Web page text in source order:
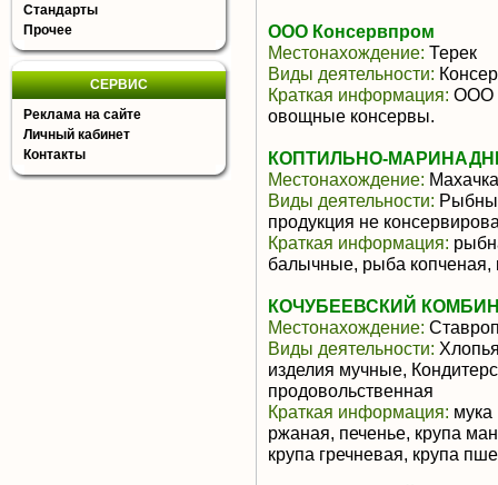
Стандарты
Прочее
СЕРВИС
Реклама на сайте
Личный кабинет
Контакты
ООО Консервпром
Местонахождение: Терек
Виды деятельности:
Краткая информация: ООО
овощные консервы.
КОПТИЛЬНО-
Местонахождение:
Виды деятельности:
продукция не
Краткая информация:
балычные, рыба
КОЧУБЕЕВСКИЙ
Местонахождение:
Виды деятельности:
изделия мучные,
продовольственная
Краткая информация:
ржаная, печенье, крупа
крупа гречневая, крупа